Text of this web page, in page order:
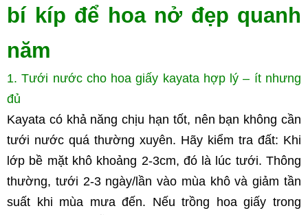
bí kíp để hoa nở đẹp quanh
năm
1. Tưới nước cho hoa giấy kayata hợp lý – ít nhưng
đủ
Kayata có khả năng chịu hạn tốt, nên bạn không cần
tưới nước quá thường xuyên. Hãy kiểm tra đất: Khi
lớp bề mặt khô khoảng 2-3cm, đó là lúc tưới. Thông
thường, tưới 2-3 ngày/lần vào mùa khô và giảm tần
suất khi mùa mưa đến. Nếu trồng hoa giấy trong